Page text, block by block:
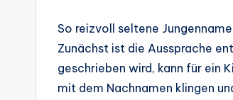
So reizvoll seltene
Zunächst ist die Aussprache
geschrieben wird, kann für ein
mit dem Nachnamen klingen